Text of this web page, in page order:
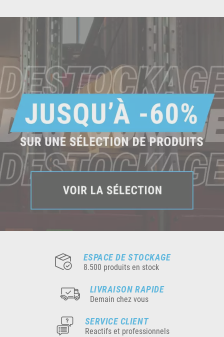
ESPACE DE STOCKAGE
8.500 produits en stock
LIVRAISON RAPIDE
Demain chez vous
SERVICE CLIENT
Reactifs et professionnels